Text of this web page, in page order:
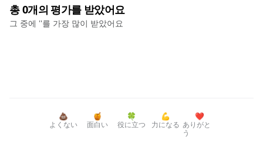
총0개의 평가를 받았어요
그 중에 ''를 가장 많이 받았어요
💩
よくない
🍯
面白い
🍀
役に立つ
💪
力になる
❤️
ありがと
う